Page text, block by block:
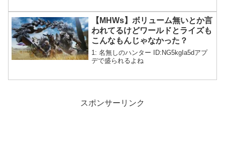
【MHWs】ボリューム無いとか言
われてるけどワールドとライズも
こんなもんじゃなかった？
1: 名無しのハンター ID:NG5kgIa5dアプ
デで盛られるよね
スポンサーリンク